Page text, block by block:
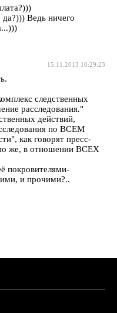
Ведь ничего
15.11.2013 10:29:23
следственных
расследования."
действий,
по ВСЕМ
как говорят пресс-
же, в отношении ВСЕХ
покровителями-
и прочими?..